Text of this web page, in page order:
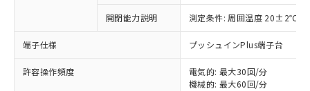
開閉能力説明 測定条件: 周囲温度 20±2℃、
端子仕様 プッシュインPlus端子台
許容操作頻度
電気的: 最大30回/分
機械的: 最大60回/分
以下の条件をお読みいただき、同意のうえ
ご利用ください。
本サービスは、当社制御機器事業取扱
商品の当社在庫状況および標準価格
対応予定なし：EU RoHS指令（10物質）の
非含有に非対応の商品で、対応品を出す予
定はありません。
調査・確認中：EU RoHS指令（10物質）の
非含有の対応状況を調査中または確認中の
※1 中国RoHS○×表